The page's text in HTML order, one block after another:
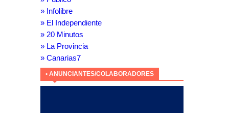
» Infolibre
» El Independiente
» 20 Minutos
» La Provincia
» Canarias7
• ANUNCIANTES/COLABORADORES